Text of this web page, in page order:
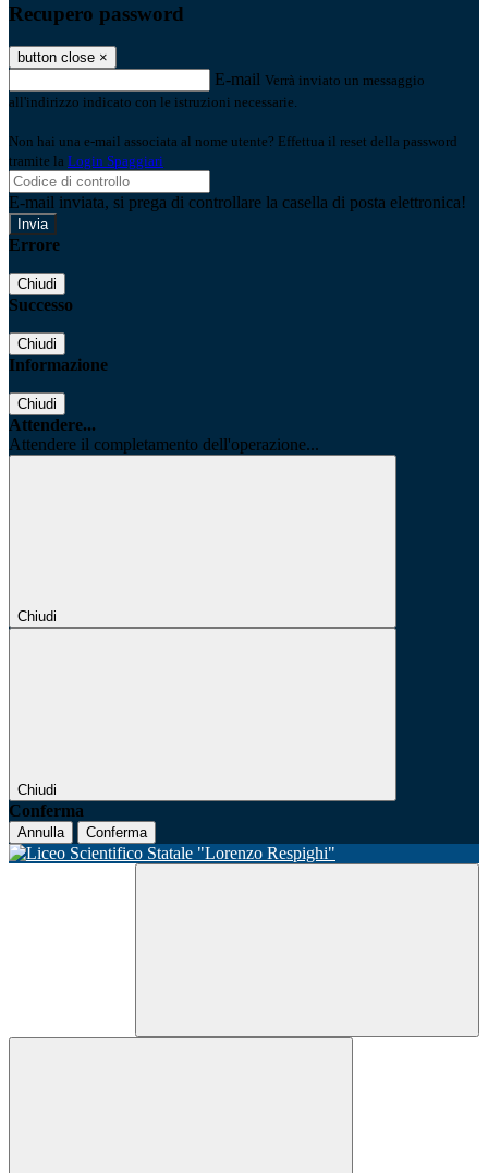
Recupero password
button close ×
E-mail Verrà inviato un messaggio
all'indirizzo indicato con le istruzioni necessarie.
Non hai una e-mail associata al nome utente? Effettua il reset della password
tramite la Login Spaggiari
E-mail inviata, si prega di controllare la casella di posta elettronica!
Errore
Chiudi
Successo
Chiudi
Informazione
Chiudi
Attendere...
Attendere il completamento dell'operazione...
Chiudi
Chiudi
Conferma
Annulla Conferma